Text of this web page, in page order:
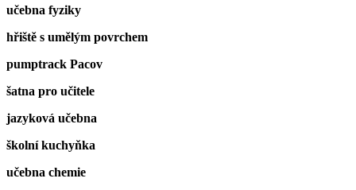
učebna fyziky
hřiště s umělým povrchem
pumptrack Pacov
šatna pro učitele
jazyková učebna
školní kuchyňka
učebna chemie